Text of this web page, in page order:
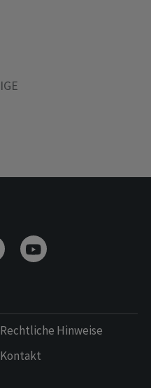
Rechtliche Hinweise
Kontakt